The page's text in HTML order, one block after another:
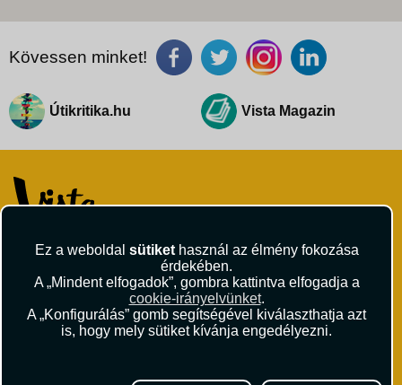
Ez a weboldal sütikethasznál az élmény fokozása
érdekében.
A „Mindent elfogadok”, gombra kattintva elfogadja a
cookie-irányelvünket.
A „Konfigurálás” gomb segítségével kiválaszthatja azt
is, hogy mely sütiket kívánja engedélyezni.
Kövessen minket!
Útikritika.hu Vista Magazin
VISTA Utazási Iroda
Andrássy út 1.
+36 1 429 9999
andrassy@vista.hu